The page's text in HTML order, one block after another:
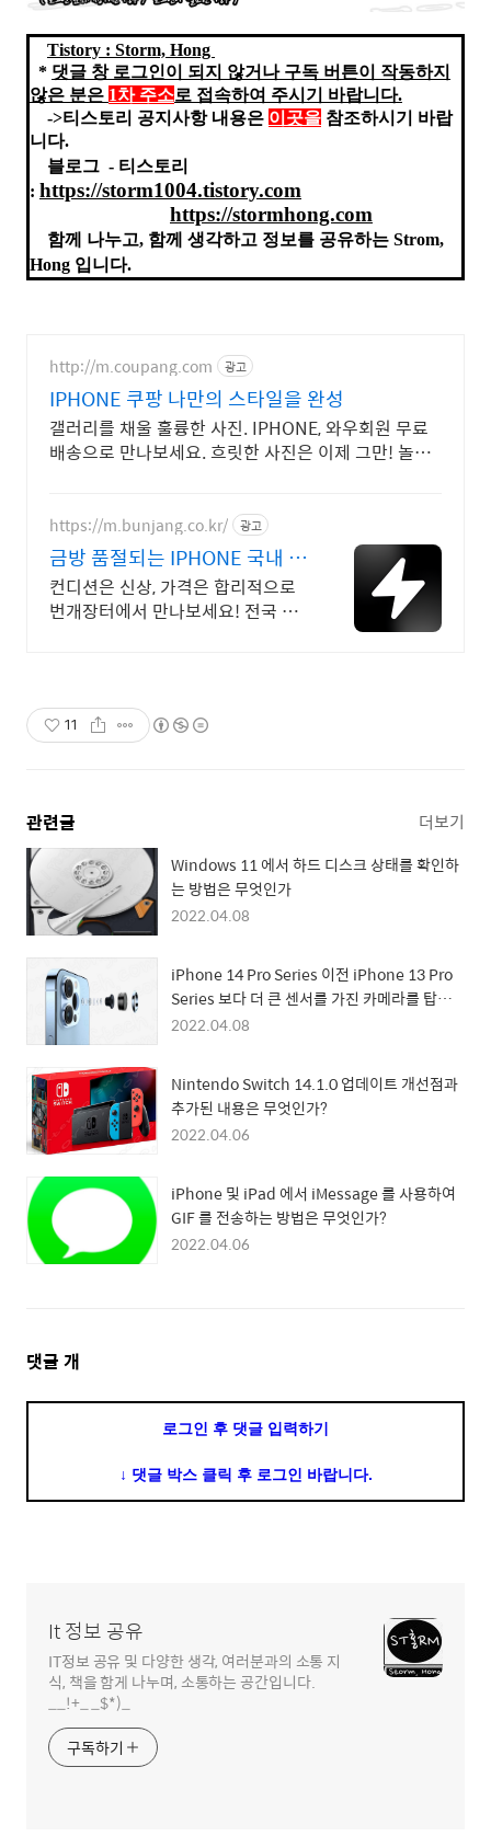
Tistory : Storm, Hong
* 댓글 창 로그인이 되지 않거나 구독 버튼이 작동하지
않은 분은 1차 주소로 접속하여 주시기
바랍니다.
->티스토리 공지사항 내용은 이곳을 참조하시기 바랍
니다.
블로그 - 티스토리
: https://storm1004.tistory.com
https://stormhong.com
함께 나누고, 함께 생각하고 정보를 공유하는 Strom,
Hong 입니다.
http://m.coupang.com 광고
IPHONE 쿠팡 나만의 스타일을 완성
갤러리를 채울 훌륭한 사진. IPHONE, 와우회원 무료
배송으로 만나보세요. 흐릿한 사진은 이제 그만! 놀라
https://m.bunjang.co.kr/ 광고
금방 품절되는 IPHONE 국내 최
대 브랜드 중고거래
컨디션은 신상, 가격은 합리적으로
번개장터에서 만나보세요! 전국 각
11
관련글 더보기
Windows 11 에서 하드 디스크 상태를 확인하
는 방법은 무엇인가
2022.04.08
iPhone 14 Pro Series 이전 iPhone 13 Pro
Series 보다 더 큰 센서를 가진 카메라를 탑재
할 수 있다는 정보 등장
2022.04.08
Nintendo Switch 14.1.0 업데이트 개선점과
추가된 내용은 무엇인가?
2022.04.06
iPhone 및 iPad 에서 iMessage 를 사용하여
GIF 를 전송하는 방법은 무엇인가?
2022.04.06
댓
댓글 개
로그인 후 댓글 입력하기
↓ 댓글 박스 클릭 후 로그인 바랍니다.
It 정보 공유
IT정보 공유 및 다양한 생각, 여러분과의 소통 지
식, 책을 함게 나누며, 소통하는 공간입니다.
__!+_ _$*)_
구독하기